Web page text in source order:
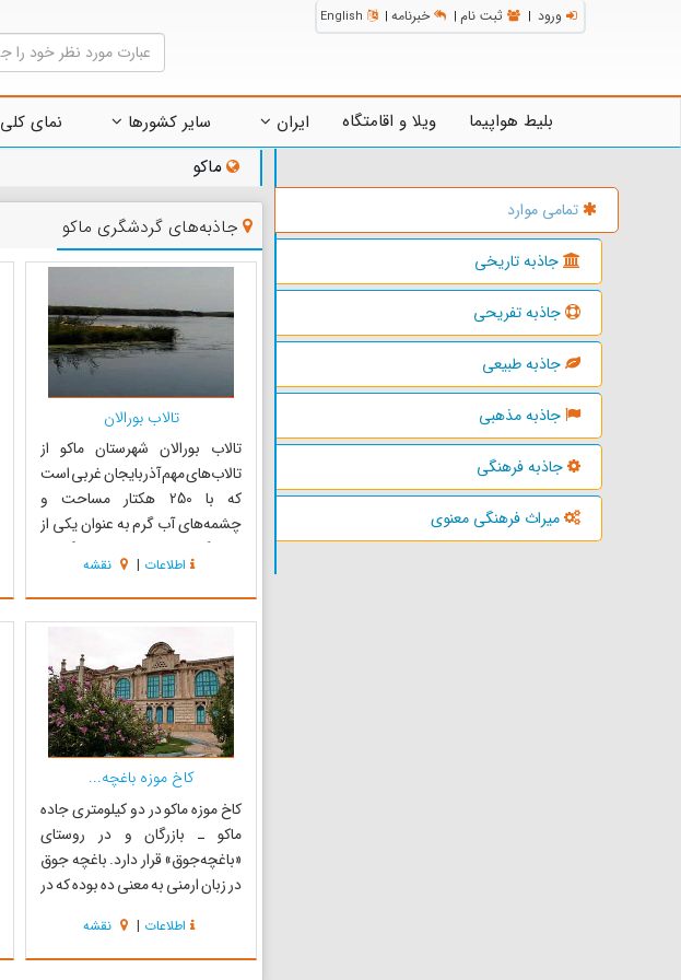
ورود | ثبت نام | خبرنامه |
English
بلیط هواپیما ویلا و اقامتگاه ایران سایر کشورها نمای کلی
تمامی موارد
جاذبه تاریخی
جاذبه تفریحی
جاذبه طبیعی
جاذبه مذهبی
جاذبه فرهنگی
میراث فرهنگی معنوی
ماکو
جاذبه‌های گردشگری ماکو
تالاب بورالان
تالاب بورالان شهرستان ماکو از
تالاب‌های مهم آذربایجان غربی است
که با 250 هکتار مساحت و
چشمه‌های آب گرم به عنوان یکی از
زیستگاه‌های اصلی و زمستان گذران
64 گونه پرنده، دارای اهمیت زیست
محیطی است.تالاب با ارزش بورالان
در منطقه کوه‌های آرارات و در مرز
ایران و ترکیه واقع شده است.
تالاب‌های...
اطلاعات | نقشه
کاخ موزه باغچه...
کاخ موزه ماکو در دو کیلومتری جاده
ماکو ـ بازرگان و در روستای
«باغچه‌جوق» قرار دارد. باغچه جوق
در زبان ارمنی به معنی ده بوده که در
تیموری معروف به اقبال السلطنه
ماکویی ساخته شد. اویکی از حکام
اطلاعات | نقشه